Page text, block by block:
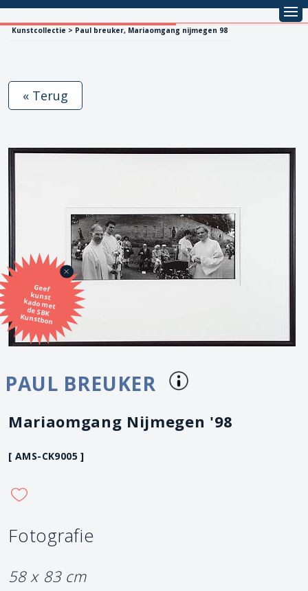
Kunstcollectie > Paul breuker, Mariaomgang nijmegen 98
Geef
kunst
kado met
de SBK
Kunstbon
« Terug
PAUL BREUKER
Mariaomgang Nijmegen '98
[ AMS-CK9005 ]
Fotografie
58 x 83 cm